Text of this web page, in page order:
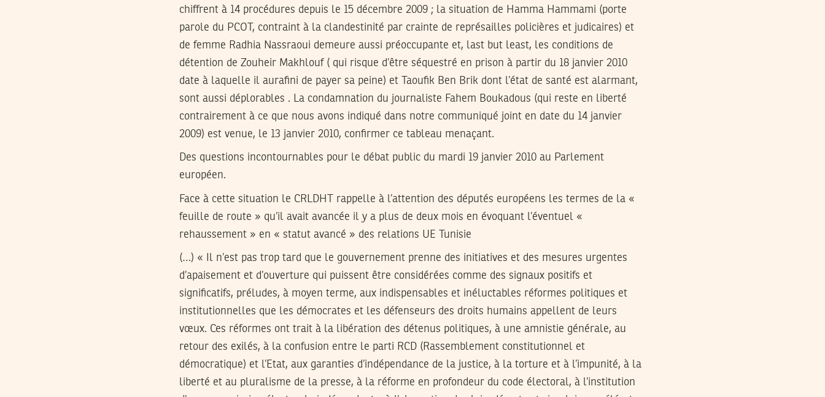
chiffrent à 14 procédures depuis le 15 décembre 2009 ; la situation de Hamma Hammami (porte
parole du PCOT, contraint à la clandestinité par crainte de représailles policières et judicaires) et
de femme Radhia Nassraoui demeure aussi préoccupante et, last but least, les conditions de
détention de Zouheir Makhlouf ( qui risque d’être séquestré en prison à partir du 18 janvier 2010
date à laquelle il aurafini de payer sa peine) et Taoufik Ben Brik dont l’état de santé est alarmant,
sont aussi déplorables . La condamnation du journaliste Fahem Boukadous (qui reste en liberté
contrairement à ce que nous avons indiqué dans notre communiqué joint en date du 14 janvier
2009) est venue, le 13 janvier 2010, confirmer ce tableau menaçant.
Des questions incontournables pour le débat public du mardi 19 janvier 2010 au Parlement
européen.
Face à cette situation le CRLDHT rappelle à l’attention des députés européens les termes de la «
feuille de route » qu’il avait avancée il y a plus de deux mois en évoquant l’éventuel «
rehaussement » en « statut avancé » des relations UE Tunisie
(…) « Il n’est pas trop tard que le gouvernement prenne des initiatives et des mesures urgentes
d’apaisement et d’ouverture qui puissent être considérées comme des signaux positifs et
significatifs, préludes, à moyen terme, aux indispensables et inéluctables réformes politiques et
institutionnelles que les démocrates et les défenseurs des droits humains appellent de leurs
vœux. Ces réformes ont trait à la libération des détenus politiques, à une amnistie générale, au
retour des exilés, à la confusion entre le parti RCD (Rassemblement constitutionnel et
démocratique) et l’Etat, aux garanties d’indépendance de la justice, à la torture et à l’impunité, à la
liberté et au pluralisme de la presse, à la réforme en profondeur du code électoral, à l’institution